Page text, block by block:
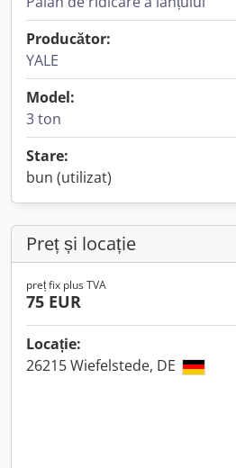
Producător:
YALE
Model:
3 ton
Stare:
bun (utilizat)
Preț și locație
preț fix plus TVA
75 EUR
Locație:
26215 Wiefelstede, DE